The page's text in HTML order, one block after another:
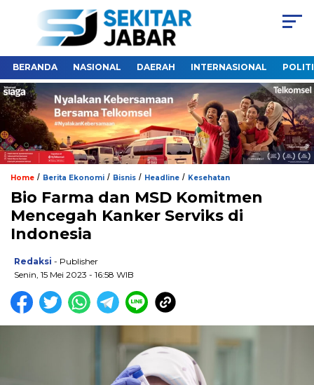
BERANDA NASIONAL DAERAH INTERNASIONAL
Home / Berita Ekonomi / Bisnis / Headline / Kesehatan
Bio Farma dan MSD Komitmen
Mencegah Kanker Serviks di
Indonesia
Redaksi - Publisher
Senin, 15 Mei 2023 - 16:58 WIB